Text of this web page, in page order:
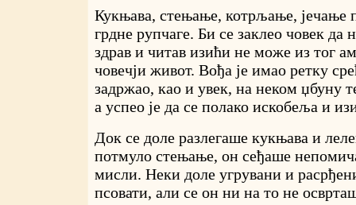
Кукњава, стењање, котрљање, јечање
грдне рупчаге. Би се заклео човек
здрав и читав изићи не може из тог
човечји живот. Вођа је имао ретку
задржао, као и увек, на неком џбуну
а успео је да се полако искобеља и
Док се доле разлегаше кукњава и
потмуло стењање, он сеђаше
мисли. Неки доле угрувани и
псовати, али се он ни на то не